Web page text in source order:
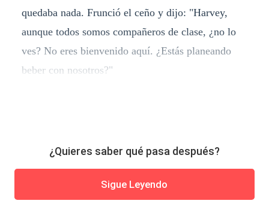
quedaba nada. Frunció el ceño y dijo: "Harvey,
aunque todos somos compañeros de clase, ¿no lo
ves? No eres bienvenido aquí. ¿Estás planeando
beber con nosotros?"
¿Quieres saber qué pasa después?
Sigue Leyendo